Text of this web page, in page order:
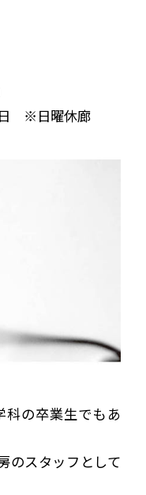
日 ※日曜休廊
科の卒業生でもあ
のスタッフとして